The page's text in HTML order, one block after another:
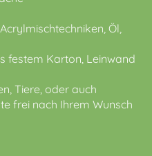
Öl,
festem Karton, Leinwand
Tiere, oder auch
frei nach Ihrem Wunsch